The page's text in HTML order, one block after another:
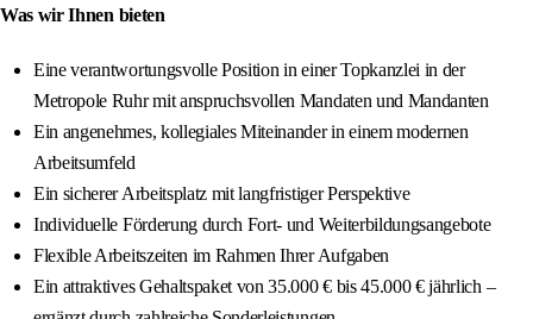
Was wir Ihnen bieten
Eine verantwortungsvolle Position in einer Topkanzlei in der
Metropole Ruhr mit anspruchsvollen Mandaten und Mandanten
Ein angenehmes, kollegiales Miteinander in einem modernen
Arbeitsumfeld
Ein sicherer Arbeitsplatz mit langfristiger Perspektive
Individuelle Förderung durch Fort- und Weiterbildungsangebote
Flexible Arbeitszeiten im Rahmen Ihrer Aufgaben
Ein attraktives Gehaltspaket von 35.000 € bis 45.000 € jährlich –